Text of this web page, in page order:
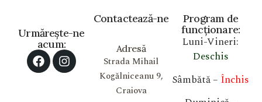
Program de
funcționare:
Luni-Vineri:
Deschis
Sâmbătă – Închis
Contactează-ne
Adresă
Strada Mihail
Kogălniceanu 9,
Craiova
Urmărește-ne
acum: